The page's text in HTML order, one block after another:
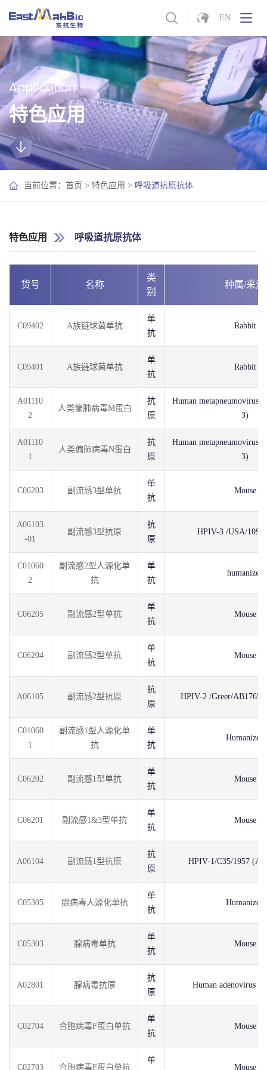
EN
Application
特色应用
当前位置： 首页 > 特色应用 > 呼吸道抗原抗体
特色应用 呼吸道抗原抗体
货号 名称
类
别
种属/来源
C09402 A族链球菌单抗
单
抗
Rabbit
C09401 A族链球菌单抗
单
抗
Rabbit
A01110
2
人类偏肺病毒M蛋白
抗
原
Human metapneumovirus
3)
A01110
1
人类偏肺病毒N蛋白
抗
原
Human metapneumovirus
3)
C06203 副流感3型单抗
单
抗
Mouse
A06103
-01
副流感3型抗原
抗
原
HPIV-3 /USA/
C01060
2
副流感2型人源化单
抗
单
抗
humanized
C06205 副流感2型单抗
单
抗
Mouse
C06204 副流感2型单抗
单
抗
Mouse
A06105 副流感2型抗原
抗
原
HPIV-2 /Greer/
C01060
1
副流感1型人源化单
抗
单
抗
Humanized
C06202 副流感1型单抗
单
抗
Mouse
C06201 副流感1&3型单抗
单
抗
Mouse
A06104 副流感1型抗原
抗
原
HPIV-1/C35/1957
C05305 腺病毒人源化单抗
单
抗
Humanized
C05303 腺病毒单抗
单
抗
Mouse
A02801 腺病毒抗原
抗
原
Human adenovirus C
C02704 合胞病毒F蛋白单抗
单
抗
Mouse
C02703 合胞病毒F蛋白单抗
单
Mouse